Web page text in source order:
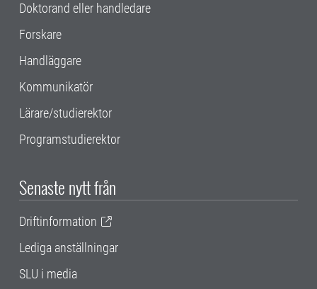
Doktorand eller handledare
Forskare
Handläggare
Kommunikatör
Lärare/studierektor
Programstudierektor
Senaste nytt från
Driftinformation
Lediga anställningar
SLU i media